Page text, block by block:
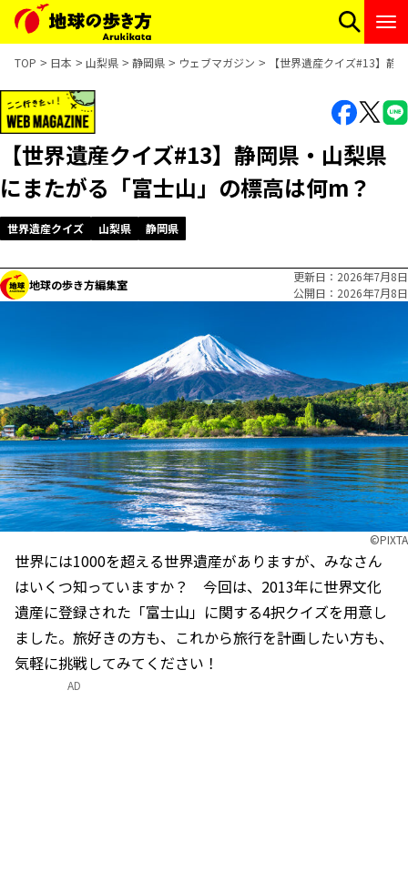
TOP 日本 山梨県 静岡県 ウェブマガジン 【世界遺産クイズ#13】静
【世界遺産クイズ#13】静岡県・山梨県
にまたがる「富士山」の標高は何m？
世界遺産クイズ 山梨県 静岡県
地球の歩き方編集室
更新日
2026年7月8日
公開日
2026年7月8日
©PIXTA
世界には1000を超える世界遺産がありますが、みなさん
はいくつ知っていますか？ 今回は、2013年に世界文化
遺産に登録された「富士山」に関する4択クイズを用意し
ました。旅好きの方も、これから旅行を計画したい方も、
気軽に挑戦してみてください！
AD